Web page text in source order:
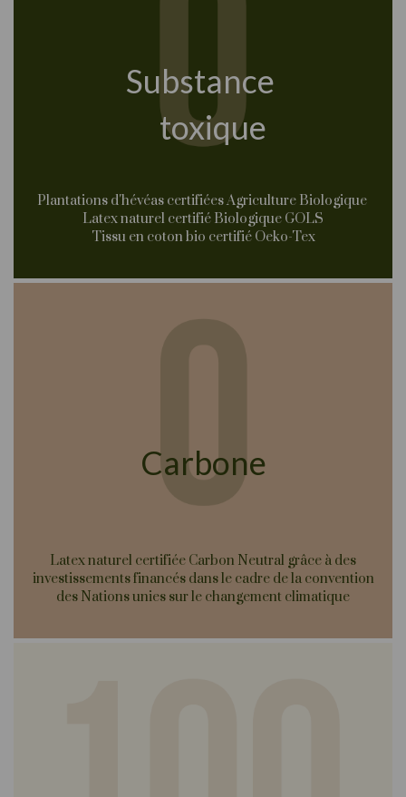
Substance
toxique
Plantations d'hévéas certifiées Agriculture Biologique
Latex naturel certifié Biologique GOLS
Tissu en coton bio certifié Oeko-Tex
Carbone
Latex naturel certifiée Carbon Neutral grâce à des
investissements financés dans le cadre de la convention
des Nations unies sur le changement climatique